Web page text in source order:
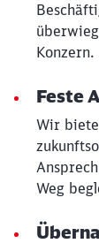
Konzern.
Feste
Wir
Weg